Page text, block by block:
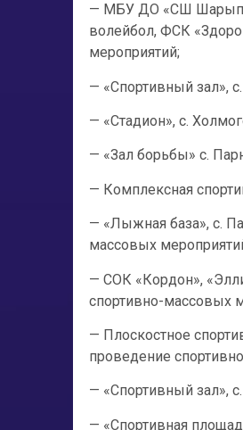
— МБУ ДО «СШ
волейбол, ФСК
мероприятий;
— «Спортивный зал»,
— «Стадион», с.
— «Зал борьбы» с.
— Комплексная
— «Лыжная база», с.
массовых
— СОК «Кордон»,
спортивно-массовых
— Плоскостное
проведение
— «Спортивный зал»,
— «Спортивная